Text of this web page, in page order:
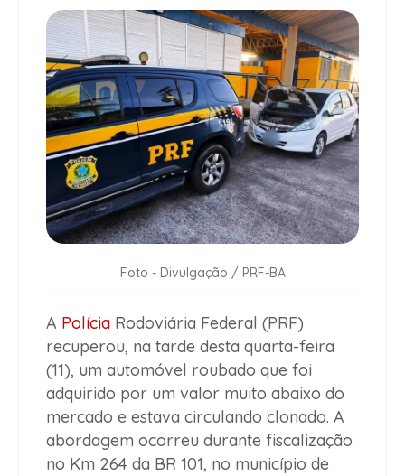
Foto - Divulgação / PRF-BA
A Polícia Rodoviária Federal (PRF)
recuperou, na tarde desta quarta-feira
(11), um automóvel roubado que foi
adquirido por um valor muito abaixo do
mercado e estava circulando clonado. A
abordagem ocorreu durante fiscalização
no Km 264 da BR 101, no município de